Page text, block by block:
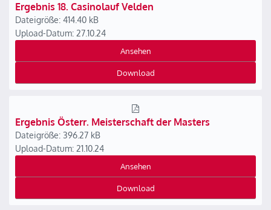
Ergebnis 18. Casinolauf Velden
Dateigröße: 414.40 kB
Upload-Datum: 27.10.24
Ansehen
Download
Ergebnis Österr. Meisterschaft der Masters
Dateigröße: 396.27 kB
Upload-Datum: 21.10.24
Ansehen
Download